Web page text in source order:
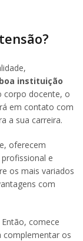
instituição
corpo docente, o
em contato com
a sua carreira.
oferecem
e
os mais variados
com
comece
complementar os